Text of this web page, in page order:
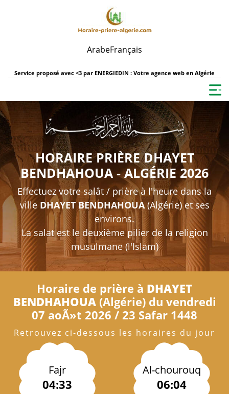
ArabeFrançais
Service proposé avec <3 par ENERGIEDIN : Votre agence web en Algérie
HORAIRE PRIÈRE DHAYET
BENDHAHOUA - ALGÉRIE 2026
Effectuez votre salât / prière à l'heure dans la
ville DHAYET BENDHAHOUA(Algérie) et ses
environs.
La salat est le deuxième pilier de la religion
musulmane (l'Islam)
Horaire de prière à DHAYET
BENDHAHOUA(Algérie) du vendredi
07 aoÃ»t 2026 / 23 Safar 1448
Retrouvez ci-dessous les horaires du jour
Fajr
04:33
Al-chourouq
06:04